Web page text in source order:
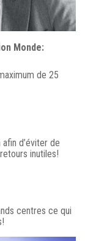
Monde:
de 25
d’éviter de
inutiles!
centres ce qui